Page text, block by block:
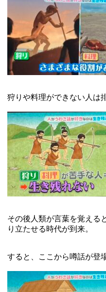
狩りや料理ができない人は
その後人類が言葉を覚える
り立たせる時代が到来。
すると、ここから噂話が登場